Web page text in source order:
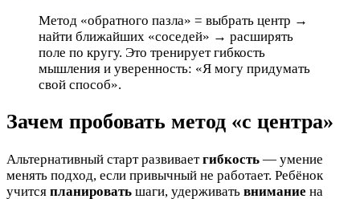
Метод «обратного пазла» = выбрать центр →
найти ближайших «соседей» → расширять
поле по кругу. Это тренирует гибкость
мышления и уверенность: «Я могу придумать
свой способ».
Зачем пробовать метод «с центра»
Альтернативный старт развиваетгибкость — умение
менять подход, если привычный не работает. Ребёнок
учится планировать шаги, удерживать внимание на